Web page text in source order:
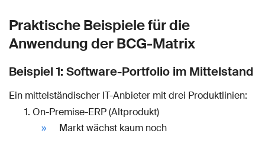
Praktische Beispiele für die
Anwendung der BCG-Matrix
Beispiel 1: Software-Portfolio im Mittelstand
Ein mittelständischer IT-Anbieter mit drei Produktlinien:
On-Premise-ERP (Altprodukt)
Markt wächst kaum noch